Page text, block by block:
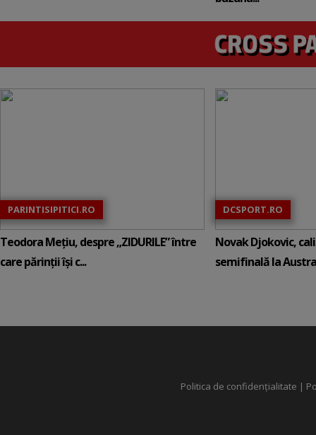
PARINTISIPITICI.RO
Teodora Mețiu, despre „ZIDURILE” între
care părinții își c...
DCSPORT.RO
Novak Djokovic,
semifinală la
Politica de confidențialitate |